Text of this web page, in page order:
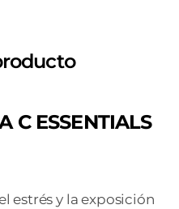
C ESSENTIALS
estrés y la exposición